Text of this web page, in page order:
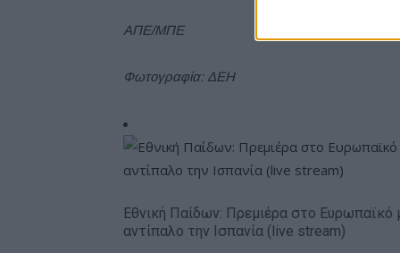
ΑΠΕ/ΜΠΕ
Φωτογραφία: ΔΕΗ
Εθνική Παίδων: Πρεμιέρα στο Ευρωπαϊκό
αντίπαλο την Ισπανία (live stream)